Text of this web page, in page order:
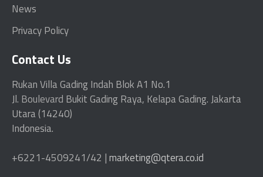
News
Privacy Policy
Contact Us
Rukan Villa Gading Indah Blok A1 No.1
Jl. Boulevard Bukit Gading Raya, Kelapa Gading. Jakarta
Utara (14240)
Indonesia.
+6221-4509241/42 |marketing@qtera.co.id